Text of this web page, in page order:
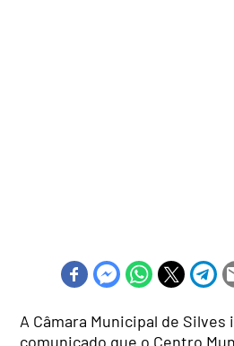
A Câmara Municipal de
comunicado que o Centro